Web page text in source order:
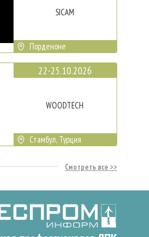
SICAM
Порденоне
22-25.10.2026
WOODTECH
Стамбул, Турция
Смотреть все